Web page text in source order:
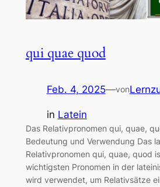
qui quae quod
Feb. 4, 2025—von
in Latein
Das Relativpronomen qui, quae,
Bedeutung und Verwendung Das
Relativpronomen qui, quae, quod
wichtigsten Pronomen in der
wird verwendet, um Relativsätze